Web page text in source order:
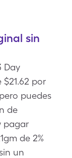
sin
Day
por
puedes
de
pagar
de 2%
un